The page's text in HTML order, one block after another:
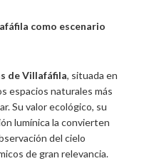
como escenario
de Villafáfila, situada en
espacios naturales más
Su valor ecológico, su
lumínica la convierten
del cielo
de gran relevancia.